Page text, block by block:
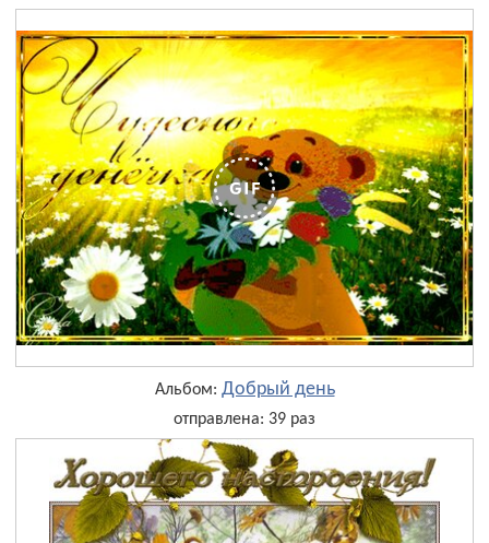
Альбом: Добрый день
отправлена: 39 раз